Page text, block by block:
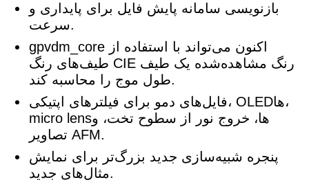
بازنویسی سامانه پایش فایل برای پایداری و
سرعت.
gpvdm_core اکنون می‌تواند با استفاده از
طیف‌های رنگ CIE رنگ مشاهده‌شده یک طیف
طول موج را محاسبه کند.
فایل‌های دمو برای فیلترهای اپتیکی، OLEDها،
micro lensها، خروج نور از سطوح تخت، و
تصاویر AFM.
پنجره شبیه‌سازی جدید بزرگ‌تر برای نمایش
مثال‌های جدید.